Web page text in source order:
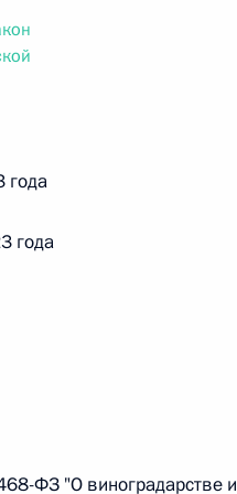
ФЗ "О виноградарстве и